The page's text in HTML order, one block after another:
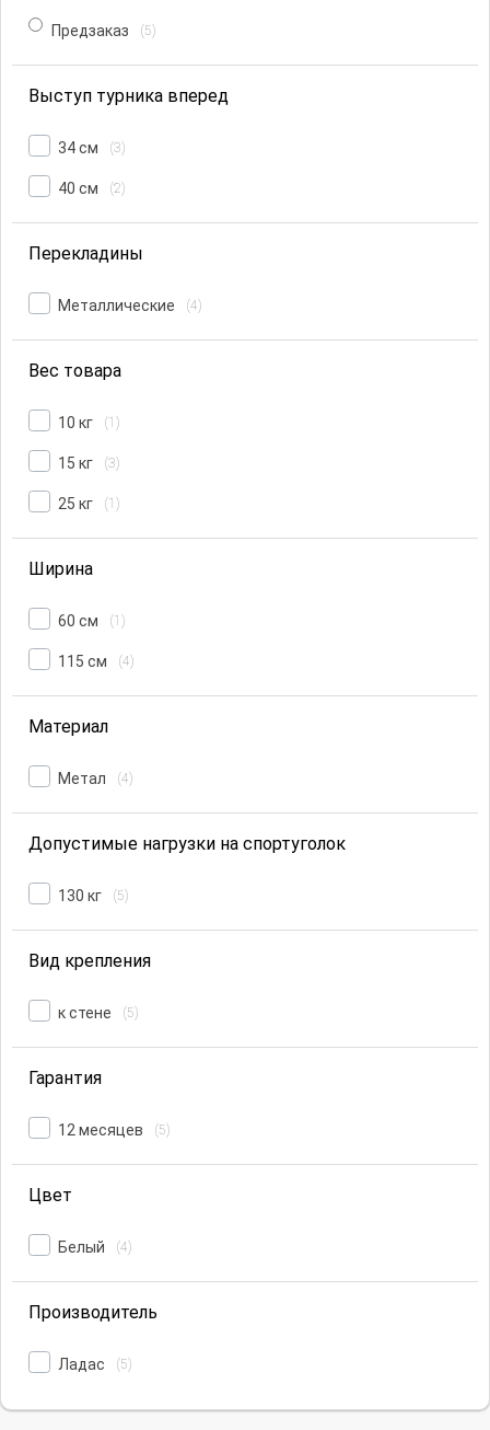
Предзаказ (5)
Выступ турника вперед
34 см (3)
40 см (2)
Перекладины
Металлические (4)
Вес товара
10 кг (1)
15 кг (3)
25 кг (1)
Ширина
60 см (1)
115 см (4)
Материал
Метал (4)
Допустимые нагрузки на спортуголок
130 кг (5)
Вид крепления
к стене (5)
Гарантия
12 месяцев (5)
Цвет
Белый (4)
Производитель
Ладас (5)